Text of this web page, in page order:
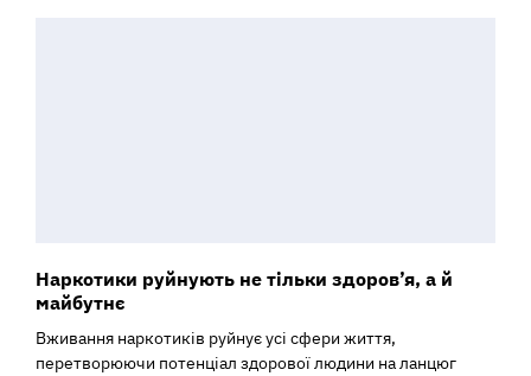
Наркотики руйнують не тільки здоров’я, а й
майбутнє
Вживання наркотиків руйнує усі сфери життя,
перетворюючи потенціал здорової людини на ланцюг